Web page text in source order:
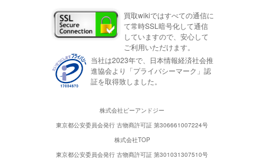
買取wikiではすべての通信に
て常時SSL暗号化して通信
していますので、安心して
ご利用いただけます。
当社は2023年で、日本情報経済社会推
進協会より「プライバシーマーク」認
証を取得致しました。
株式会社ピーアンドジー
東京都公安委員会発行 古物商許可証 第306661007224号
株式会社TOP
東京都公安委員会発行 古物商許可証 第301031307510号